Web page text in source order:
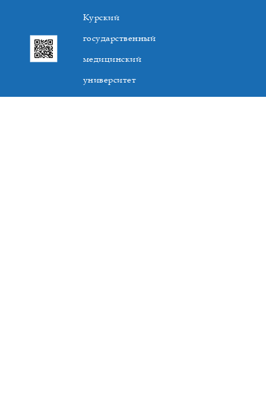
Курский
государственный
медицинский
университет